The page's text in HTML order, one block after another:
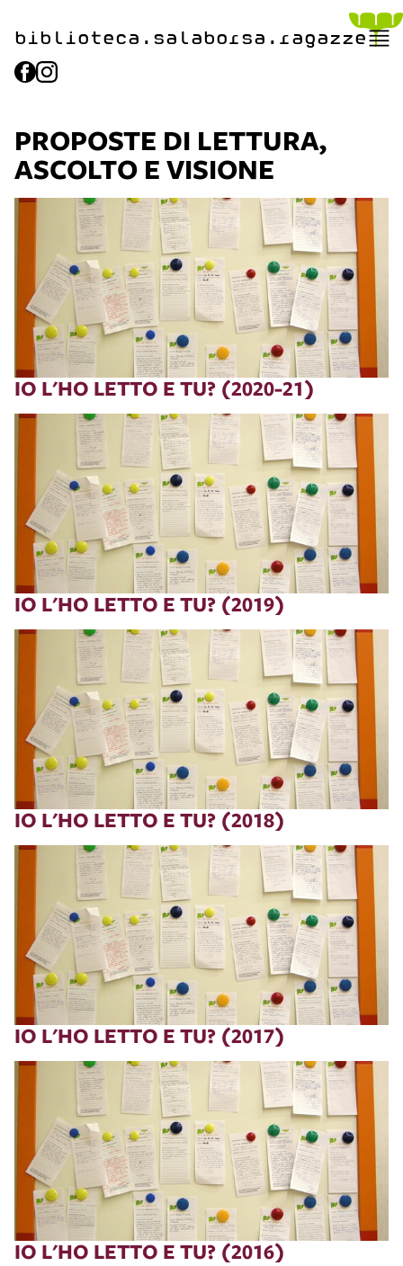
biblioteca.​salaborsa.ragazze
PROPOSTE DI LETTURA,
ASCOLTO E VISIONE
IO L'HO LETTO E TU? (2020-21)
IO L'HO LETTO E TU? (2019)
IO L'HO LETTO E TU? (2018)
IO L'HO LETTO E TU? (2017)
IO L'HO LETTO E TU? (2016)